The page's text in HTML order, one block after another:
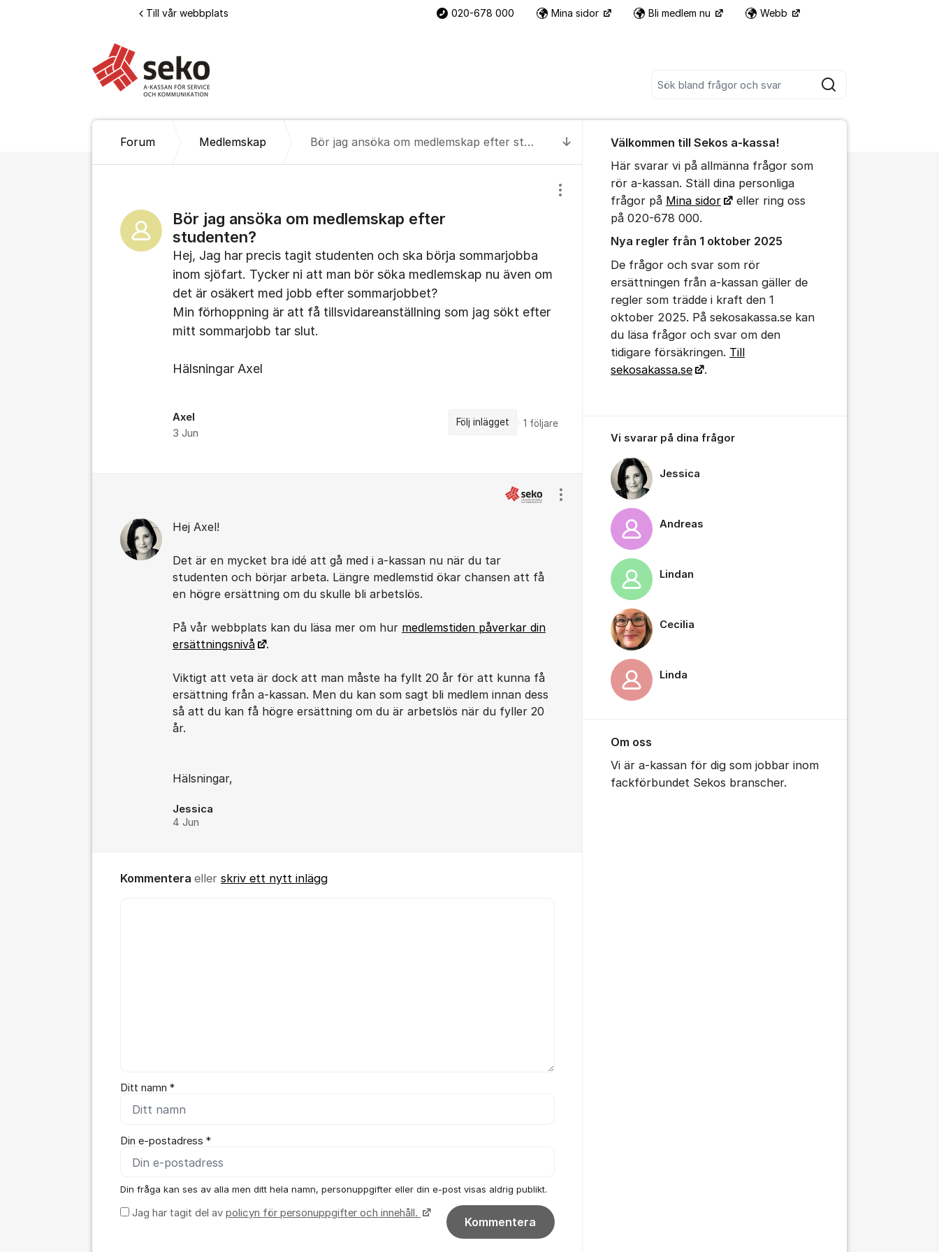
Sök
Till vår webbplats 020-678 000 Mina sidor Bli medlem nu Webb Fler supportlänkar
Till senaste kommentaren
Forum Medlemskap Bör jag ansöka om medlemskap efter studenten?
Bör jag ansöka om medlemskap efter
studenten?
Visa/dölj inställningar för inlägg/kommentar
Hej, Jag har precis tagit studenten och ska börja sommarjobba
inom sjöfart. Tycker ni att man bör söka medlemskap nu även om
det är osäkert med jobb efter sommarjobbet?
Min förhoppning är att få tillsvidareanställning som jag sökt efter
mitt sommarjobb tar slut.
Hälsningar Axel
Axel
3 Jun
Följ inlägget 1 följare
Hej Axel!
Det är en mycket bra idé att gå med i a-kassan nu när du tar
studenten och börjar arbeta. Längre medlemstid ökar chansen att få
en högre ersättning om du skulle bli arbetslös.
På vår webbplats kan du läsa mer om hur medlemstiden påverkar din
ersättningsnivå
.
Viktigt att veta är dock att man måste ha fyllt 20 år för att kunna få
ersättning från a-kassan. Men du kan som sagt bli medlem innan dess
så att du kan få högre ersättning om du är arbetslös när du fyller 20
år.
Hälsningar,
Jessica
4 Jun
Visa/dölj inställningar för inlägg/kommentar
Kommentera eller skriv ett nytt inlägg
Ditt namn *
Din e-postadress *
Din fråga kan ses av alla men ditt hela namn, personuppgifter eller din e-post visas aldrig publikt.
Jag har tagit del av policyn för personuppgifter och innehåll.
Kommentera
Välkommen till Sekos a-kassa!
Här svarar vi på allmänna frågor som
rör a-kassan. Ställ dina personliga
frågor på Mina sidor
eller ring oss
på 020-678 000.
Nya regler från 1 oktober 2025
De frågor och svar som rör
ersättningen från a-kassan gäller de
regler som trädde i kraft den 1
oktober 2025. På sekosakassa.se kan
du läsa frågor och svar om den
tidigare försäkringen. Till
sekosakassa.se
.
Vi svarar på dina frågor
Jessica
Andreas
Lindan
Cecilia
Linda
Om oss
Vi är a-kassan för dig som jobbar inom
fackförbundet Sekos branscher.